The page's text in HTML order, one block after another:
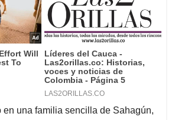
en una familia sencilla de Sahagún,